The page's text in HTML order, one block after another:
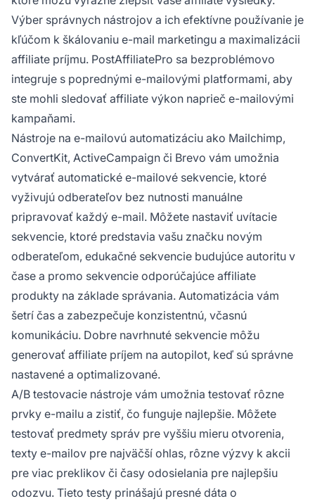
Výber správnych nástrojov a ich efektívne používanie je
kľúčom k škálovaniu e-mail marketingu a maximalizácii
affiliate príjmu. PostAffiliatePro sa bezproblémovo
integruje s poprednými e-mailovými platformami, aby
ste mohli sledovať affiliate výkon naprieč e-mailovými
kampaňami.
Nástroje na e-mailovú automatizáciu ako Mailchimp,
ConvertKit, ActiveCampaign či Brevo vám umožnia
vytvárať automatické e-mailové sekvencie, ktoré
vyživujú odberateľov bez nutnosti manuálne
pripravovať každý e-mail. Môžete nastaviť uvítacie
sekvencie, ktoré predstavia vašu značku novým
odberateľom, edukačné sekvencie budujúce autoritu v
čase a promo sekvencie odporúčajúce affiliate
produkty na základe správania. Automatizácia vám
šetrí čas a zabezpečuje konzistentnú, včasnú
komunikáciu. Dobre navrhnuté sekvencie môžu
generovať affiliate príjem na autopilot, keď sú správne
nastavené a optimalizované.
A/B testovacie nástroje vám umožnia testovať rôzne
prvky e-mailu a zistiť, čo funguje najlepšie. Môžete
testovať predmety správ pre vyššiu mieru otvorenia,
texty e-mailov pre najväčší ohlas, rôzne výzvy k akcii
pre viac preklikov či časy odosielania pre najlepšiu
odozvu. Tieto testy prinášajú presné dáta o